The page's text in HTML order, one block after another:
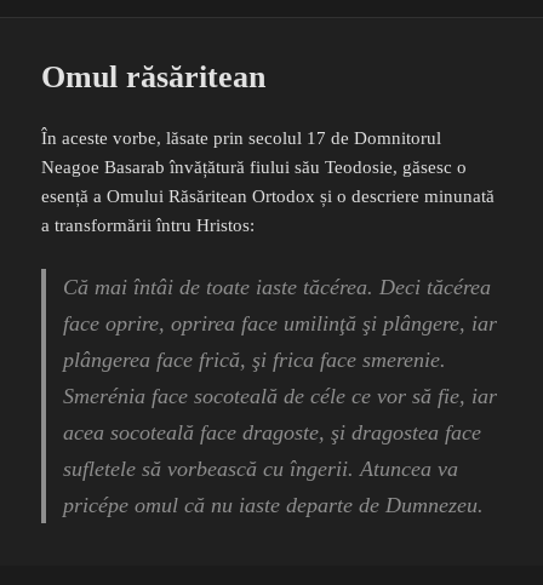
Omul răsăritean
În aceste vorbe, lăsate prin secolul 17 de Domnitorul
Neagoe Basarab învățătură fiului său Teodosie, găsesc o
esență a Omului Răsăritean Ortodox și o descriere minunată
a transformării întru Hristos:
Că mai întâi de toate iaste tăcérea. Deci tăcérea
face oprire, oprirea face umilinţă şi plângere, iar
plângerea face frică, şi frica face smerenie.
Smerénia face socoteală de céle ce vor să fie, iar
acea socoteală face dragoste, şi dragostea face
sufletele să vorbească cu îngerii. Atuncea va
pricépe omul că nu iaste departe de Dumnezeu.